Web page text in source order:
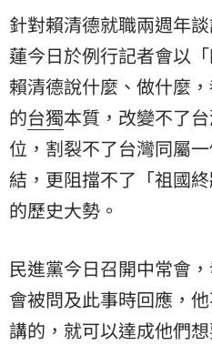
針對賴清德就職兩週年
蓮今日於例行記者會以
賴清德說什麼、做什麼
的台獨本質，改變不了
位，割裂不了台灣同屬
結，更阻擋不了「祖國
的歷史大勢。
民進黨今日召開中常會
會被問及此事時回應，
講的，就可以達成他們